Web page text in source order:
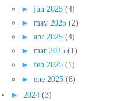
► jun 2025 (4)
► may 2025 (2)
► abr 2025 (4)
► mar 2025 (1)
► feb 2025 (1)
► ene 2025 (8)
► 2024 (3)